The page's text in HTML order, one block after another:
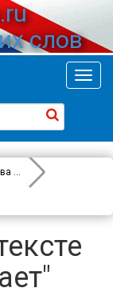
слов
Перевод слова
Issuing